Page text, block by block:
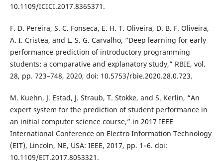
10.1109/ICICI.2017.8365371.
F. D. Pereira, S. C. Fonseca, E. H. T. Oliveira, D. B. F. Oliveira,
A. I. Cristea, and L. S. G. Carvalho, “Deep learning for early
performance prediction of introductory programming
students: a comparative and explanatory study,” RBIE, vol.
28, pp. 723–748, 2020, doi: 10.5753/rbie.2020.28.0.723.
M. Kuehn, J. Estad, J. Straub, T. Stokke, and S. Kerlin, “An
expert system for the prediction of student performance in
an initial computer science course,” in 2017 IEEE
International Conference on Electro Information Technology
(EIT), Lincoln, NE, USA: IEEE, 2017, pp. 1–6. doi:
10.1109/EIT.2017.8053321.